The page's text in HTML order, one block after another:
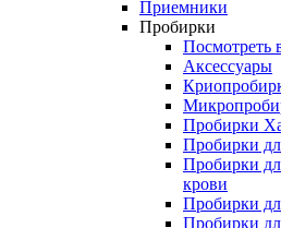
Приемники
Пробирки
Посмотреть
Аксессуары
Пробирки
Пробирки
Пробирки
крови
Пробирки
Пробирки